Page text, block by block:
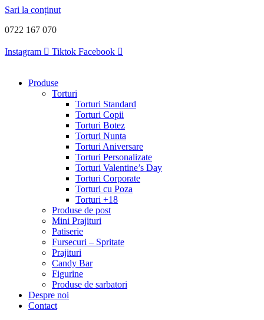
Sari la conținut
0722 167 070
Instagram Tiktok Facebook
Produse
Torturi
Torturi Standard
Torturi Copii
Torturi Botez
Torturi Nunta
Torturi Aniversare
Torturi Personalizate
Torturi Valentine’s Day
Torturi Corporate
Torturi cu Poza
Torturi +18
Produse de post
Mini Prajituri
Patiserie
Fursecuri – Spritate
Prajituri
Candy Bar
Figurine
Produse de sarbatori
Despre noi
Contact